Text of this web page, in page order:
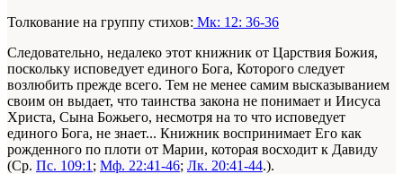
Толкование на группу стихов: Мк: 12: 36-36
Следовательно, недалеко этот книжник от Царствия Божия,
поскольку исповедует единого Бога, Которого следует
возлюбить прежде всего. Тем не менее самим высказыванием
своим он выдает, что таинства закона не понимает и Иисуса
Христа, Сына Божьего, несмотря на то что исповедует
единого Бога, не знает... Книжник воспринимает Его как
рожденного по плоти от Марии, которая восходит к Давиду
(Ср. Пс. 109:1 ; Мф. 22:41-46; Лк. 20:41-44.).